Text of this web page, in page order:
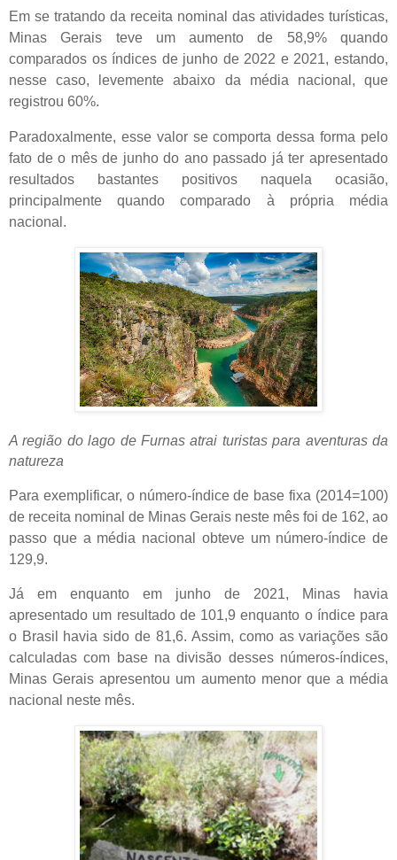
Em se tratando da receita nominal das atividades turísticas,
Minas Gerais teve um aumento de 58,9% quando
comparados os índices de junho de 2022 e 2021, estando,
nesse caso, levemente abaixo da média nacional, que
registrou 60%.
Paradoxalmente, esse valor se comporta dessa forma pelo
fato de o mês de junho do ano passado já ter apresentado
resultados bastantes positivos naquela ocasião,
principalmente quando comparado à própria média
nacional.
A região do lago de Furnas atrai turistas para aventuras da
natureza
Para exemplificar, o número-índice de base fixa (2014=100)
de receita nominal de Minas Gerais neste mês foi de 162, ao
passo que a média nacional obteve um número-índice de
129,9.
Já em enquanto em junho de 2021, Minas havia
apresentado um resultado de 101,9 enquanto o índice para
o Brasil havia sido de 81,6. Assim, como as variações são
calculadas com base na divisão desses números-índices,
Minas Gerais apresentou um aumento menor que a média
nacional neste mês.